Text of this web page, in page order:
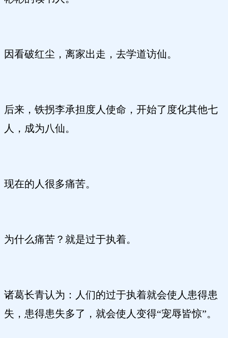
因看破红尘，离家出走，去学道访仙。
后来，铁拐李承担度人使命，开始了度化其他七
人，成为八仙。
现在的人很多痛苦。
为什么痛苦？就是过于执着。
诸葛长青认为：人们的过于执着就会使人患得患
失，患得患失多了，就会使人变得“宠辱皆惊”。